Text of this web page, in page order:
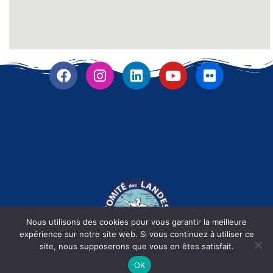
Fièrement propulsé parRLDigiCom
Nous utilisons des cookies pour vous garantir la meilleure
expérience sur notre site web. Si vous continuez à utiliser ce
site, nous supposerons que vous en êtes satisfait.
OK